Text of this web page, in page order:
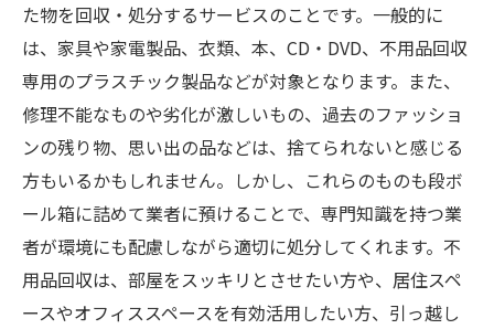
た物を回収・処分するサービスのことです。一般的に
は、家具や家電製品、衣類、本、CD・DVD、不用品回収
専用のプラスチック製品などが対象となります。また、
修理不能なものや劣化が激しいもの、過去のファッショ
ンの残り物、思い出の品などは、捨てられないと感じる
方もいるかもしれません。しかし、これらのものも段ボ
ール箱に詰めて業者に預けることで、専門知識を持つ業
者が環境にも配慮しながら適切に処分してくれます。不
用品回収は、部屋をスッキリとさせたい方や、居住スペ
ースやオフィススペースを有効活用したい方、引っ越し